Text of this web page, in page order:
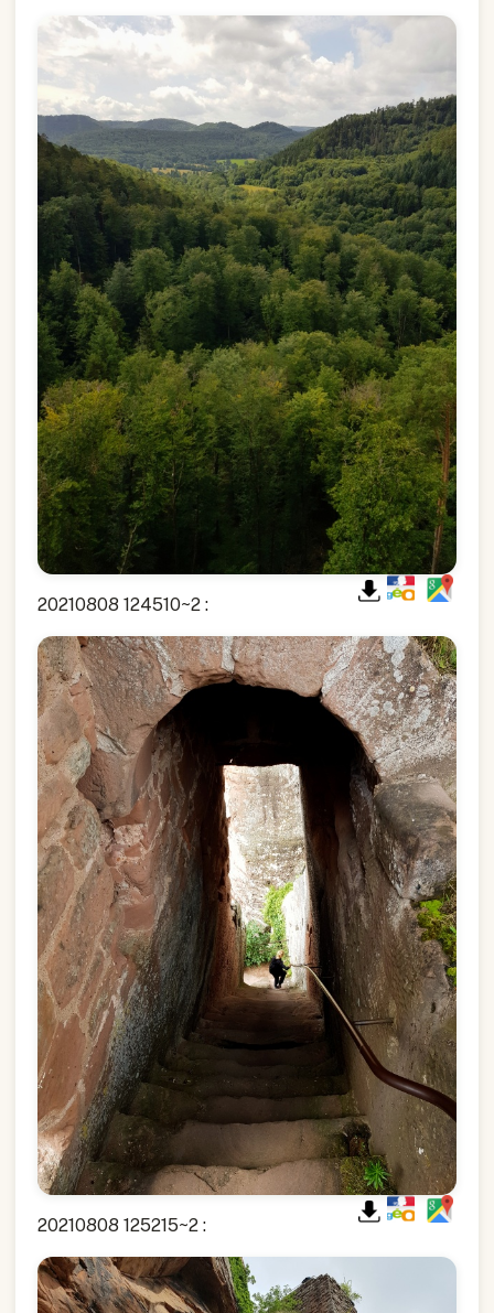
20210808 124510~2 :
20210808 125215~2 :